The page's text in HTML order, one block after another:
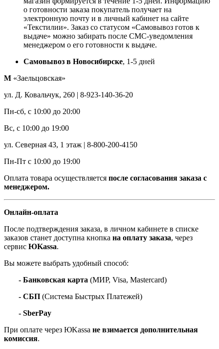
о готовности заказа покупатель получает на
электронную почту и в личный кабинет на сайте
«Текстилии». Заказ со статусом «Самовывоз готов к
выдаче» можно забирать после СМС-уведомления
менеджером о его готовности к выдаче.
Самовывоз в Новосибирске, 1-5 дней
М «Заельцовская»
ул. Д. Ковальчук, 260 | 8-923-140-36-20
Пн-сб, с 10:00 до 20:00
Вс, с 10:00 до 19:00
ул. Северная 43, 1 этаж | 8-800-200-4150
Пн-Пт с 10:00 до 19:00
Оплата товара осуществляется после согласования заказа с
менеджером.
Онлайн-оплата
После подтверждения заказа, в личном кабинете в списке
заказов станет доступна кнопка на оплату заказа, через
сервис ЮKassa.
Вы можете выбрать удобный способ:
- Банковская карта (МИР, Visa, Mastercard)
- СБП (Система Быстрых Платежей)
- SberPay
При оплате через ЮKassa не взимается дополнительная
комиссия.